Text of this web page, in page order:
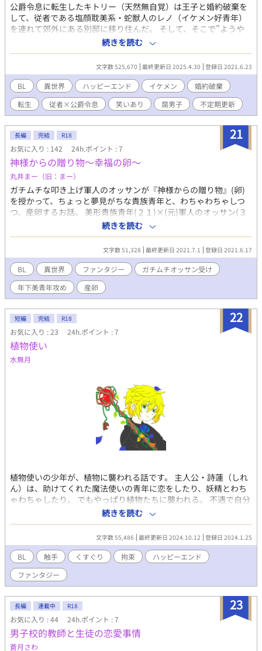
公爵令息に転生したキトリー（天然無自覚）は王子と婚約破棄を
して、従者である塩顔耽美系・蛇獣人のレノ（イケメン好青年）
を連れて郊外にある別邸に移り住んだ。 そして、そこで”ようや
く自由な生活を送れる！”と思っていたキトリーだったが、レノが
村の子に告白されているところを目撃！ BL大好きなキトリーは目
をかっぴらいてのぞき見し、盗み聞きする。でもその事がレノに
バレて……。 キトリーは笑って謝るが『自分には好きな人がいま
すので』と言ったレノの言葉が気になり「一体誰が好きなの？」
と迂闊にも聞いてしまう。 「気になりますか？」と尋ねられて素
直に頷けば、キトリーはレノに告白され、迫られて！？ 「俺は主
人公になりたいわけじゃないの！ 壁か天井になりたいんだ
ー！」と叫ぶお話です。 ゴタゴタ、わちゃわちゃ、恋愛よりもち
ょいコメディ寄り。 くすっと笑えてもらえたらいいなというお話
ですので、ご理解いただければと思います。 またこのお話は実験
的な要素も含め、キトリーが女主人公NL版でのお話も投稿してお
ります。 （でも内容はほとんど変わりません） お好きな方で、ど
うぞ。
続きを読む
文字数 525,670 最終更新日 2025.4.30 登録日 2021.6.23
BL 異世界 ハッピーエンド イケメン
婚約破棄
転生
従者×公爵令息 笑いあり 腐男子 不定期更新
21
長編 完結 R18
お気に入り : 142 24h.ポイント : 7
神様からの贈り物～幸福の卵～
丸井まー（旧：まー）
ガチムチな叩き上げ軍人のオッサンが『神様からの贈り物』(卵)
を授かって、ちょっと夢見がちな貴族青年と、わちゃわちゃしつ
つ、産卵するお話。 美形貴族青年(２１)×(元)軍人のオッサン(３
５)。 (エロは予告なしです。よろしくお願いいたします) ※ムーン
ライトノベルズさんでも公開しております。
続きを読む
文字数 51,328 最終更新日 2021.7.1 登録日 2021.6.17
BL 異世界 ファンタジー
ガチムチオッサン受け
年下美青年攻め
産卵
22
短編 完結 R18
お気に入り : 23 24h.ポイント : 7
植物使い
水無月
植物使いの少年が、植物に襲われる話です。 主人公・詩蓮（しれ
ん）は、助けてくれた魔法使いの青年に恋をしたり、妖精とわち
ゃわちゃしたり。 でもやっぱり植物たちに襲われる。 不遇で自分
勝手で自分の容姿が整っていることを理解している生意気美少年
が主人公です。
続きを読む
文字数 55,486 最終更新日 2024.10.12 登録日 2024.1.25
BL 触手 くすぐり 拘束
ハッピーエンド
ファンタジー
23
長編 連載中 R18
お気に入り : 44 24h.ポイント : 7
男子校的教師と生徒の恋愛事情
蒼月さわ